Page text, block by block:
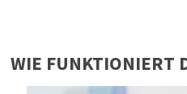
WIE FUNKTIONIERT